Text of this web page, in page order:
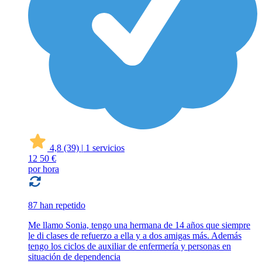
4,8 (39) | 1 servicios
12 50 €
por hora
87 han repetido
Me llamo Sonia, tengo una hermana de 14 años que siempre
le di clases de refuerzo a ella y a dos amigas más. Además
tengo los ciclos de auxiliar de enfermería y personas en
situación de dependencia